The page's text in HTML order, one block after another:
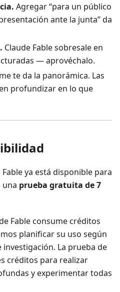
Agregar “para un público
ante la junta” da
Claude Fable sobresale en
— aprovéchalo.
te da la panorámica. Las
profundizar en lo que
ya está disponible para
una prueba gratuita de 7
Fable consume créditos
planificar su uso según
La prueba de
créditos para realizar
y experimentar todas